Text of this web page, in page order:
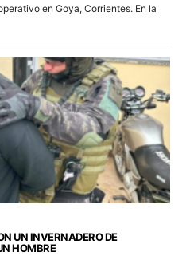
en Goya, Corrientes. En la
UN INVERNADERO DE
HOMBRE